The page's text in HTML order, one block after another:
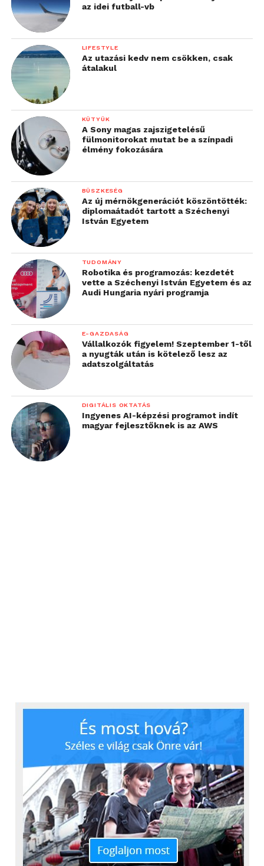
márkákat, így például a
Revolutot és az Ubert is
érintő, az emberi
megtévesztésre építő
adathalász támadások
alkalmat teremtettek
arra, hogy a vállalatok
újraértékeljék
kiberbiztonsági
politikájukat –mondja
Csendes Balázs. – Az
úgynevezett „social
engineering” támadások
az emberi hiszékenységet
és jóhiszeműséget
használják ki, ezért
rendkívül nehéz kivédeni.
Érdemes tehát többszintű
védekezésben
gondolkodni, mint
például a többfaktoros
azonosítás (MFA), az
érzékeny adatok
az idei futball-vb
LIFESTYLE
Az utazási kedv nem csökken, csak
átalakul
KÜTYÜK
A Sony magas zajszigetelésű
fülmonitorokat mutat be a színpadi
élmény fokozására
BÜSZKESÉG
Az új mérnökgenerációt köszöntötték:
diplomaátadót tartott a Széchenyi
István Egyetem
TUDOMÁNY
Robotika és programozás: kezdetét
vette a Széchenyi István Egyetem és az
Audi Hungaria nyári programja
E-GAZDASÁG
Vállalkozók figyelem! Szeptember 1-től
a nyugták után is kötelező lesz az
adatszolgáltatás
DIGITÁLIS OKTATÁS
Ingyenes AI-képzési programot indít
magyar fejlesztőknek is az AWS